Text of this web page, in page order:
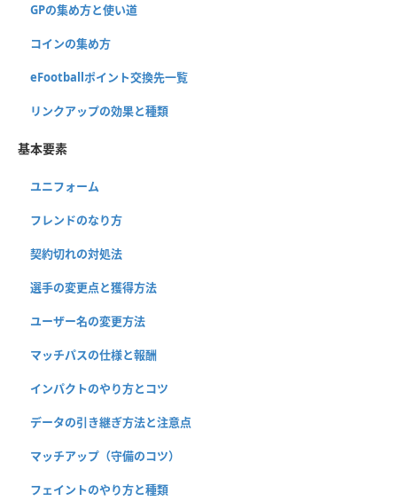
GPの集め方と使い道
コインの集め方
eFootballポイント交換先一覧
リンクアップの効果と種類
基本要素
ユニフォーム
フレンドのなり方
契約切れの対処法
選手の変更点と獲得方法
ユーザー名の変更方法
マッチパスの仕様と報酬
インパクトのやり方とコツ
データの引き継ぎ方法と注意点
マッチアップ（守備のコツ）
フェイントのやり方と種類